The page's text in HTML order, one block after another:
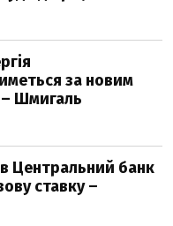
за новим
Шмигаль
Центральний банк
ставку –